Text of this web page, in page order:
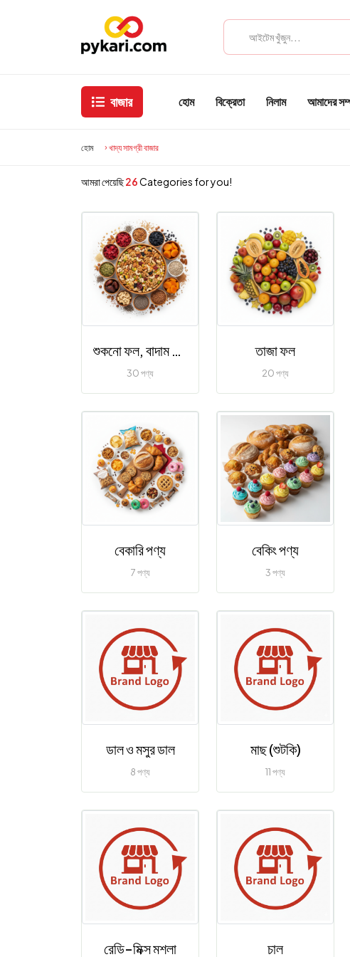
বাজার হোম বিক্রেতা নিলাম আমাদের
হোম খাদ্য সামগ্রী বাজার
আমরা পেয়েছি26Categories for you!
শুকনো ফল, বাদাম ও বীজ
30 পণ্য
তাজা ফল
20 পণ্য
বেকারি পণ্য
7 পণ্য
বেকিং পণ্য
3 পণ্য
ডাল ও মসুর ডাল
8 পণ্য
মাছ (শুটকি)
11 পণ্য
রেডি-মিক্স মশলা চাল